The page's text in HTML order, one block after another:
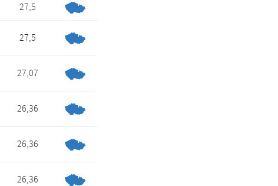
27,5
27,5
27,07
26,36
26,36
26,36